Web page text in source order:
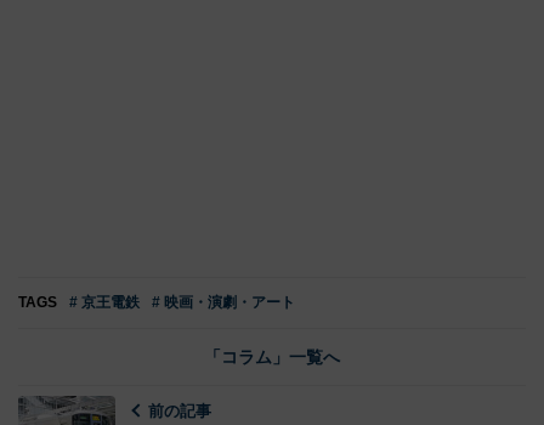
TAGS # 京王電鉄 # 映画・演劇・アート
「コラム」一覧へ
前の記事